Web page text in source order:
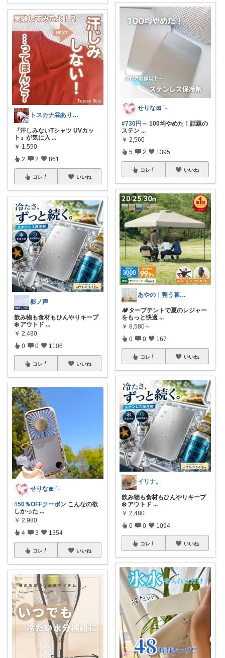
トスカナ🤗ありがとうございます💕
『汗しみないTシャツ UVカッ
ト』が気に入 ...
￥ 1,590
2 2 861
コレ いいね
影ノ声
飲み物も食材もひんやりキープ
❄️ アウトド ...
￥ 2,480
0 0 1106
コレ いいね
せりな🎀 ´-
#50％OFFクーポン こんなの欲
しかった ...
￥ 2,980
4 3 1354
コレ いいね
せりな🎀 ´-
#730円～ 100均やめた！話題の
ステン ...
￥ 2,560
5 2 1395
コレ いいね
あやの｜整う暮らしROOM
🏕️タープテントで夏のレジャー
をもっと快適 ...
￥ 8,580～
0 0 167
コレ いいね
イリナ。
飲み物も食材もひんやりキープ
❄️ アウトド ...
￥ 2,480
0 0 1094
コレ いいね